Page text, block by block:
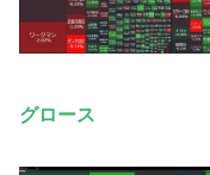
グロース